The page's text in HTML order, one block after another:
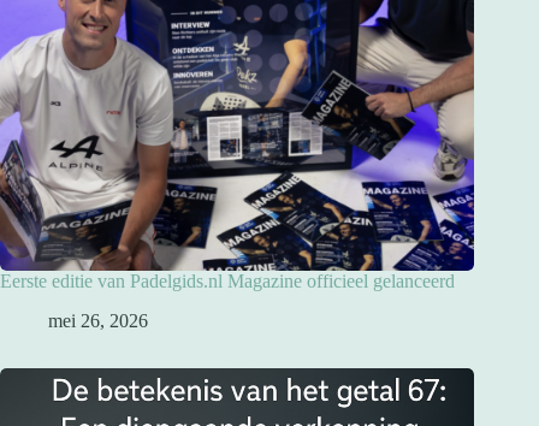
Eerste editie van Padelgids.nl Magazine officieel gelanceerd
mei 26, 2026